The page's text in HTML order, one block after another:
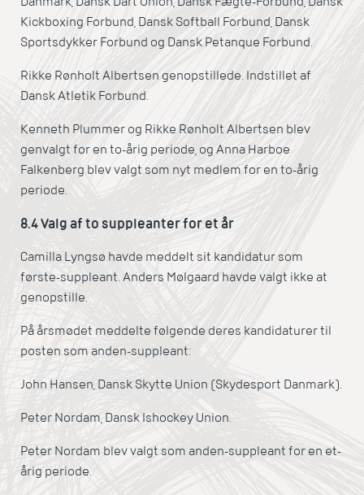
Kickboxing Forbund, Dansk Softball Forbund, Dansk
Sportsdykker Forbund og Dansk Petanque Forbund.
Rikke Rønholt Albertsen genopstillede. Indstillet af
Dansk Atletik Forbund.
Kenneth Plummer og Rikke Rønholt Albertsen blev
genvalgt for en to-årig periode, og Anna Harboe
Falkenberg blev valgt som nyt medlem for en to-årig
periode.
8.4 Valg af to suppleanter for et år
Camilla Lyngsø havde meddelt sit kandidatur som
første-suppleant. Anders Mølgaard havde valgt ikke at
genopstille.
På årsmødet meddelte følgende deres kandidaturer til
posten som anden-suppleant:
John Hansen, Dansk Skytte Union (Skydesport Danmark).
Peter Nordam, Dansk Ishockey Union.
Peter Nordam blev valgt som anden-suppleant for en et-
årig periode.